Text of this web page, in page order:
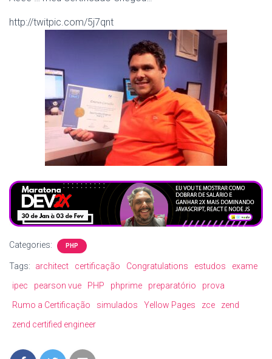
http://twitpic.com/5j7qnt
Categories: PHP
Tags: architect certificação Congratulations estudos
exame
ipec
pearson vue PHP phprime preparatório
prova
Rumo a Certificação
simulados Yellow Pages zce
zend
zend certified engineer